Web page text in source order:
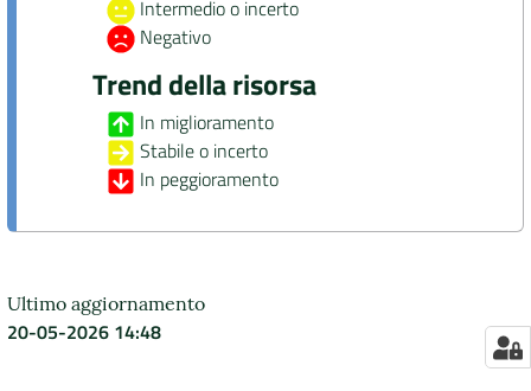
Intermedio o incerto
Negativo
Trend della risorsa
In miglioramento
Stabile o incerto
In peggioramento
Ultimo aggiornamento
20-05-2026 14:48